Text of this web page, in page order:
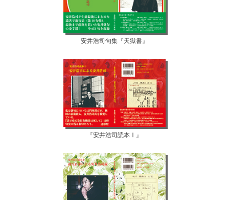
安井浩司句集『天獄書』
『安井浩司読本Ⅰ』